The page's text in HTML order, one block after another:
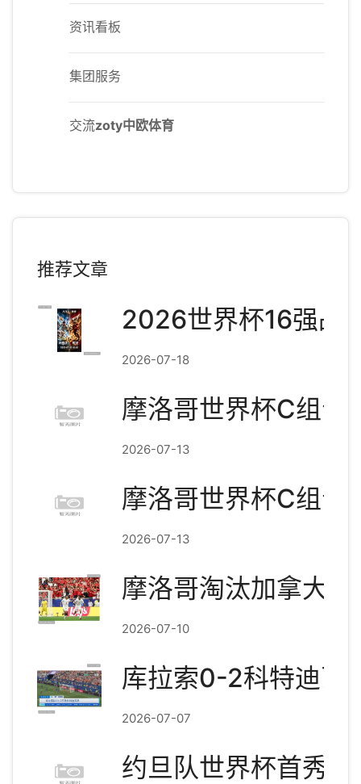
资讯看板
集团服务
交流zoty中欧体育
推荐文章
2026世界杯16强战
2026-07-18
摩洛哥世界杯C组晋
2026-07-13
摩洛哥世界杯C组晋
2026-07-13
摩洛哥淘汰加拿大
2026-07-10
库拉索0-2科特迪瓦
2026-07-07
约旦队世界杯首秀